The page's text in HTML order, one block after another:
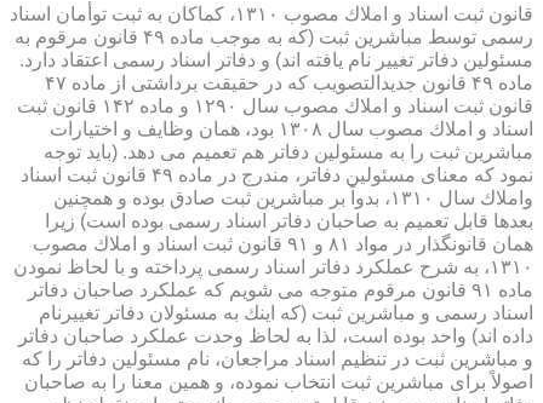
قانون ثبت اسناد و املاك مصوب ۱۳۱۰، كماكان به ثبت توأمان اسناد
رسمی توسط مباشرین ثبت (كه به موجب ماده ۴۹ قانون مرقوم به
مسئولین دفاتر تغییر نام یافته اند) و دفاتر اسناد رسمی اعتقاد دارد.
ماده ۴۹ قانون جدیدالتصویب كه در حقیقت برداشتی از ماده ۴۷
قانون ثبت اسناد و املاك مصوب سال ۱۲۹۰ و ماده ۱۴۲ قانون ثبت
اسناد و املاك مصوب سال ۱۳۰۸ بود، همان وظایف و اختیارات
مباشرین ثبت را به مسئولین دفاتر هم تعمیم می دهد. (باید توجه
نمود كه معنای مسئولین دفاتر، مندرج در ماده ۴۹ قانون ثبت اسناد
واملاك سال ۱۳۱۰، بدواً بر مباشرین ثبت صادق بوده و همچنین
بعدها قابل تعمیم به صاحبان دفاتر اسناد رسمی بوده است) زیرا
همان قانونگذار در مواد ۸۱ و ۹۱ قانون ثبت اسناد و املاك مصوب
۱۳۱۰، به شرح عملكرد دفاتر اسناد رسمی پرداخته و با لحاظ نمودن
ماده ۹۱ قانون مرقوم متوجه می شویم كه عملكرد صاحبان دفاتر
اسناد رسمی و مباشرین ثبت (كه اینك به مسئولان دفاتر تغییرنام
داده اند) واحد بوده است، لذا به لحاظ وحدت عملكرد صاحبان دفاتر
و مباشرین ثبت در تنظیم اسناد مراجعان، نام مسئولین دفاتر را كه
اصولاً برای مباشرین ثبت انتخاب نموده، و همین معنا را به صاحبان